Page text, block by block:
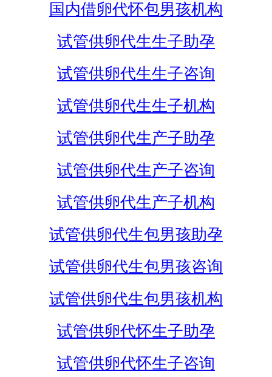
国内借卵代怀包男孩机构
试管供卵代生生子助孕
试管供卵代生生子咨询
试管供卵代生生子机构
试管供卵代生产子助孕
试管供卵代生产子咨询
试管供卵代生产子机构
试管供卵代生包男孩助孕
试管供卵代生包男孩咨询
试管供卵代生包男孩机构
试管供卵代怀生子助孕
试管供卵代怀生子咨询